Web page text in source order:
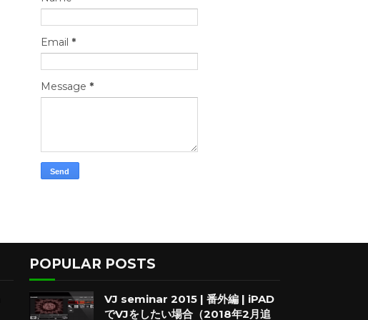
Email *
Message *
POPULAR POSTS
VJ seminar 2015 | 番外編 | iPAD
でVJをしたい場合（2018年2月追